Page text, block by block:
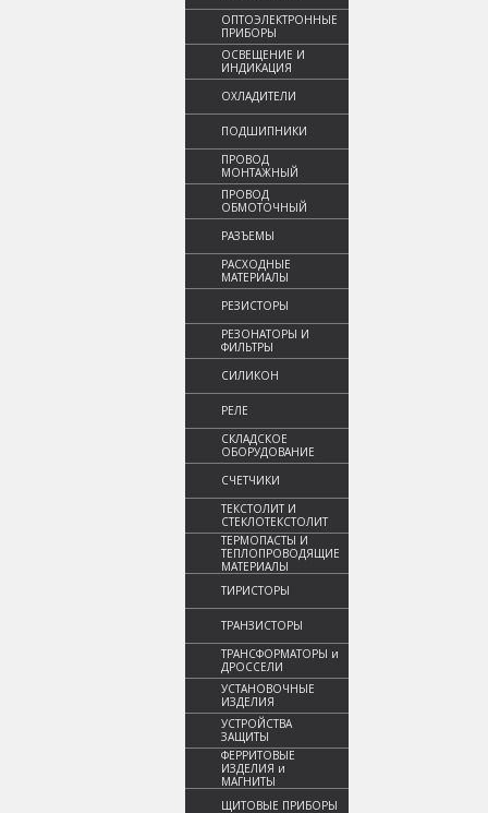
ОПТОЭЛЕКТРОННЫЕ
ПРИБОРЫ
ОСВЕЩЕНИЕ И
ИНДИКАЦИЯ
ОХЛАДИТЕЛИ
ПОДШИПНИКИ
ПРОВОД
МОНТАЖНЫЙ
ПРОВОД
ОБМОТОЧНЫЙ
РАЗЪЕМЫ
РАСХОДНЫЕ
МАТЕРИАЛЫ
РЕЗИСТОРЫ
РЕЗОНАТОРЫ И
ФИЛЬТРЫ
СИЛИКОН
РЕЛЕ
СКЛАДСКОЕ
ОБОРУДОВАНИЕ
СЧЕТЧИКИ
ТЕКСТОЛИТ И
СТЕКЛОТЕКСТОЛИТ
ТЕРМОПАСТЫ И
ТЕПЛОПРОВОДЯЩИЕ
МАТЕРИАЛЫ
ТИРИСТОРЫ
ТРАНЗИСТОРЫ
ТРАНСФОРМАТОРЫ и
ДРОССЕЛИ
УСТАНОВОЧНЫЕ
ИЗДЕЛИЯ
УСТРОЙСТВА
ЗАЩИТЫ
ФЕРРИТОВЫЕ
ИЗДЕЛИЯ и
МАГНИТЫ
ЩИТОВЫЕ ПРИБОРЫ